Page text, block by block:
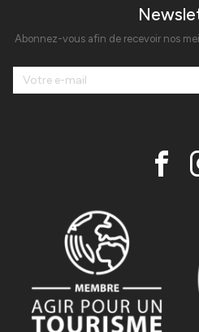
Abonnez-vous afin de recevoir nos